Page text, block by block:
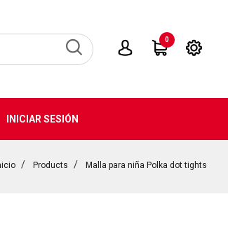
0
INICIAR SESIÓN
Products Malla para niña Polka dot tights